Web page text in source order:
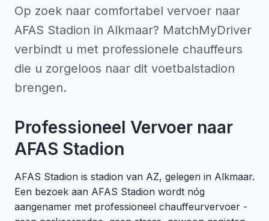
Op zoek naar comfortabel vervoer naar
AFAS Stadion in Alkmaar? MatchMyDriver
verbindt u met professionele chauffeurs
die u zorgeloos naar dit voetbalstadion
brengen.
Professioneel Vervoer naar
AFAS Stadion
AFAS Stadion is stadion van AZ, gelegen in Alkmaar.
Een bezoek aan AFAS Stadion wordt nóg
aangenamer met professioneel chauffeurvervoer -